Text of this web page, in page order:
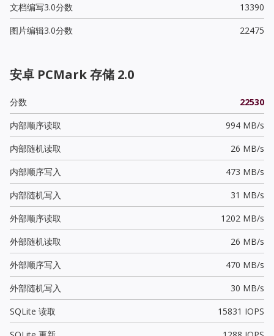
文档编写3.0分数
13390
图片编辑3.0分数
22475
安卓 PCMark 存储 2.0
分数
22530
内部顺序读取
994 MB/s
内部随机读取
26 MB/s
内部顺序写入
473 MB/s
内部随机写入
31 MB/s
外部顺序读取
1202 MB/s
外部随机读取
26 MB/s
外部顺序写入
470 MB/s
外部随机写入
30 MB/s
SQLite 读取
15831 IOPS